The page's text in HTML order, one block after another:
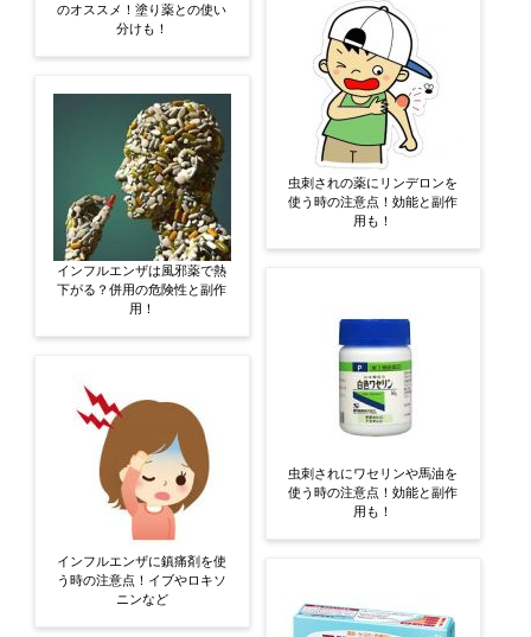
のオススメ！塗り薬との使い
分けも！
インフルエンザは風邪薬で熱
下がる？併用の危険性と副作
用！
インフルエンザに鎮痛剤を使
う時の注意点！イブやロキソ
ニンなど
虫刺されの薬にリンデロンを
使う時の注意点！効能と副作
用も！
虫刺されにワセリンや馬油を
使う時の注意点！効能と副作
用も！